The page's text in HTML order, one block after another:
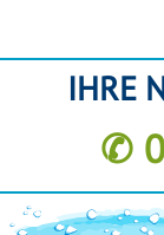
IHRE
✆